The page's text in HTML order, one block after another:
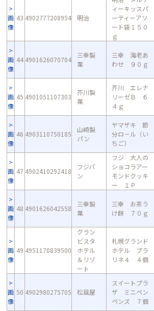
画
像
43 4902777208954 明治
ィーキッスパ
ーティーアソ
ート袋１５０
ｇ
画
像
44 4901626070704
三幸製
菓
三幸 海老あ
わせ ９０ｇ
画
像
45 4901051107303
芥川製
菓
芥川 エレナ
リーゼＢ ６
４ｇ
画
像
46 4903110750185
山崎製
パン
ヤマザキ 節
分ロ－ル（い
ちご）
画
像
47 4902410292418
フジパ
ン
フジ 大人の
ショコラアー
モンドクッキ
ー １Ｐ
画
像
48 4901626042558
三幸製
菓
三幸 お茶う
け餅 ７０ｇ
画
像
49 4951170839500
グラン
ビスタ
ホテル
＆リゾ
ート
札幌グランド
ホテル プラ
リネ４ ４個
画
像
50 4902980275705 松風屋
スイートプラ
ザ ミニペン
ペンズ ７個